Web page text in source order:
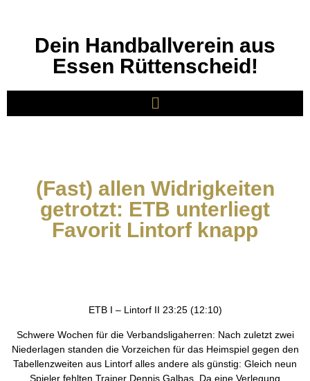
Dein Handballverein aus
Essen Rüttenscheid!
(Fast) allen Widrigkeiten
getrotzt: ETB unterliegt
Favorit Lintorf knapp
ETB I – Lintorf II 23:25 (12:10)
Schwere Wochen für die Verbandsligaherren: Nach zuletzt zwei
Niederlagen standen die Vorzeichen für das Heimspiel gegen den
Tabellenzweiten aus Lintorf alles andere als günstig: Gleich neun
Spieler fehlten Trainer Dennis Galbas. Da eine Verlegung